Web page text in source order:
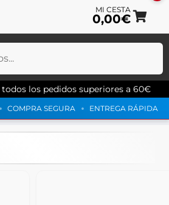
los pedidos superiores a 60€
COMPRA SEGURA ENTREGA RÁPIDA
0,00€